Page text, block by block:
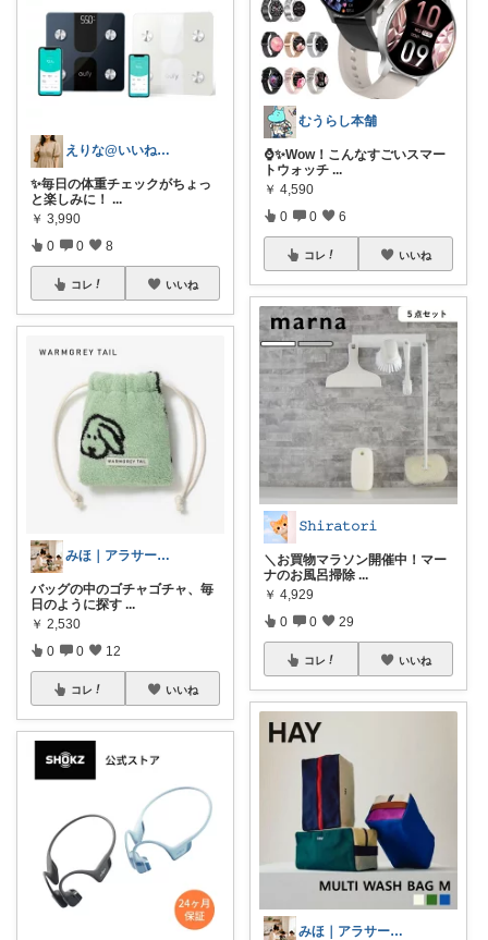
えりな@いいね100%バック💓
✨毎日の体重チェックがちょっ
と楽しみに！ ...
￥ 3,990
0 0 8
コレ いいね
みほ｜アラサー主婦｜共働き｜2児育児中
バッグの中のゴチャゴチャ、毎
日のように探す ...
￥ 2,530
0 0 12
コレ いいね
むうらし本舗
⌚️✨Wow！こんなすごいスマー
トウォッチ ...
￥ 4,590
0 0 6
コレ いいね
𝚂𝚑𝚒𝚛𝚊𝚝𝚘𝚛𝚒
＼お買物マラソン開催中！マー
ナのお風呂掃除 ...
￥ 4,929
0 0 29
コレ いいね
みほ｜アラサー主婦｜共働き｜2児育児中